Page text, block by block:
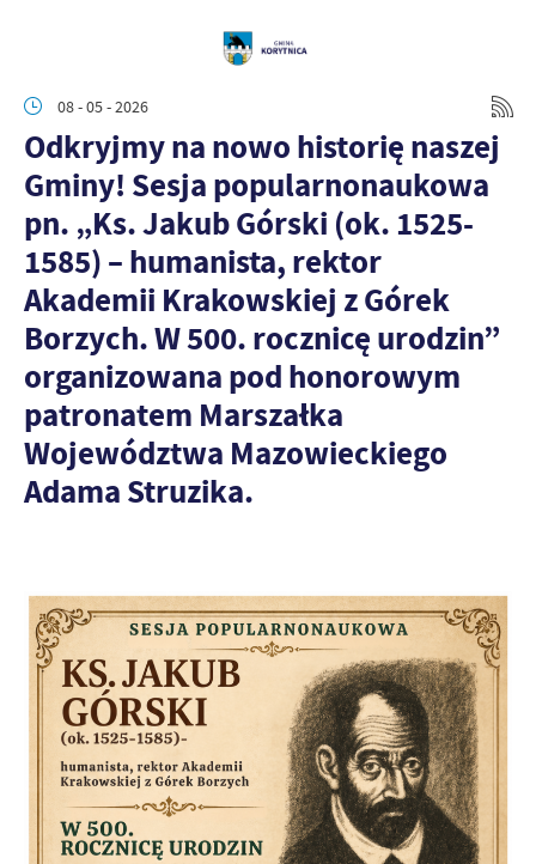
08 - 05 - 2026
Odkryjmy na nowo historię naszej
Gminy! Sesja popularnonaukowa
pn. „Ks. Jakub Górski (ok. 1525-
1585) – humanista, rektor
Akademii Krakowskiej z Górek
Borzych. W 500. rocznicę urodzin”
organizowana pod honorowym
patronatem Marszałka
Województwa Mazowieckiego
Adama Struzika.